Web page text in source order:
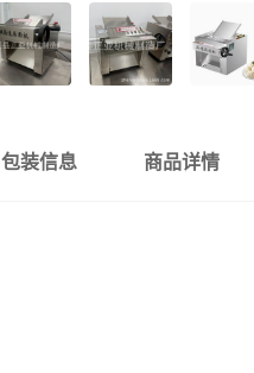
包装信息 商品详情